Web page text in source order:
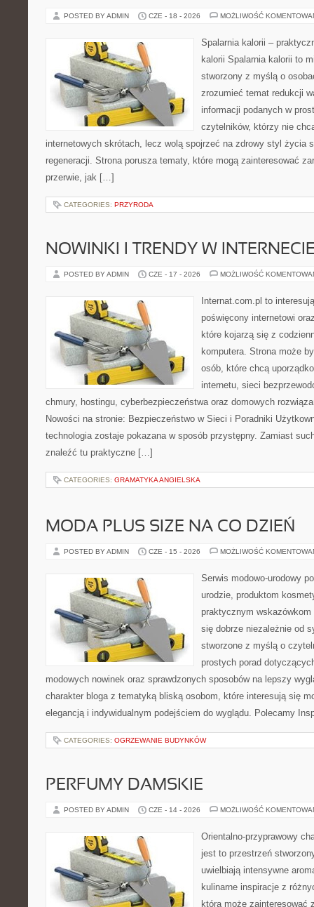
POSTED BY ADMIN CZE - 18 - 2026 MOŻLIWOŚĆ
Spalarnia kalorii –
kalorii Spalarnia kalorii to
stworzony z myślą o
zrozumieć temat redukcji
informacji podanych w
czytelników, którzy nie
internetowych skrótach, lecz wolą spojrzeć na zdrowy styl życia
regeneracji. Strona porusza tematy, które mogą zainteresować
przerwie, jak […]
CATEGORIES: PRZYRODA
NOWINKI I TRENDY W
POSTED BY ADMIN CZE - 17 - 2026 MOŻLIWOŚĆ
Internat.com.pl to
poświęcony internetowi
które kojarzą się z
komputera. Strona może
osób, które chcą
internetu, sieci
chmury, hostingu, cyberbezpieczeństwa oraz domowych
Nowości na stronie: Bezpieczeństwo w Sieci i Poradniki
technologia zostaje pokazana w sposób przystępny. Zamiast
znaleźć tu praktyczne […]
CATEGORIES: GRAMATYKA ANGIELSKA
MODA PLUS SIZE NA CO DZIEŃ
POSTED BY ADMIN CZE - 15 - 2026 MOŻLIWOŚĆ
Serwis modowo-urodowy
urodzie, produktom
praktycznym
się dobrze niezależnie od
stworzone z myślą o
prostych porad
modowych nowinek oraz sprawdzonych sposobów na lepszy
charakter bloga z tematyką bliską osobom, które interesują się
elegancją i indywidualnym podejściem do wyglądu. Polecamy
CATEGORIES: OGRZEWANIE BUDYNKÓW
PERFUMY DAMSKIE
POSTED BY ADMIN CZE - 14 - 2026 MOŻLIWOŚĆ
Orientalno-przyprawowy
jest to przestrzeń
uwielbiają intensywne
kulinarne inspiracje z
która może zainteresować